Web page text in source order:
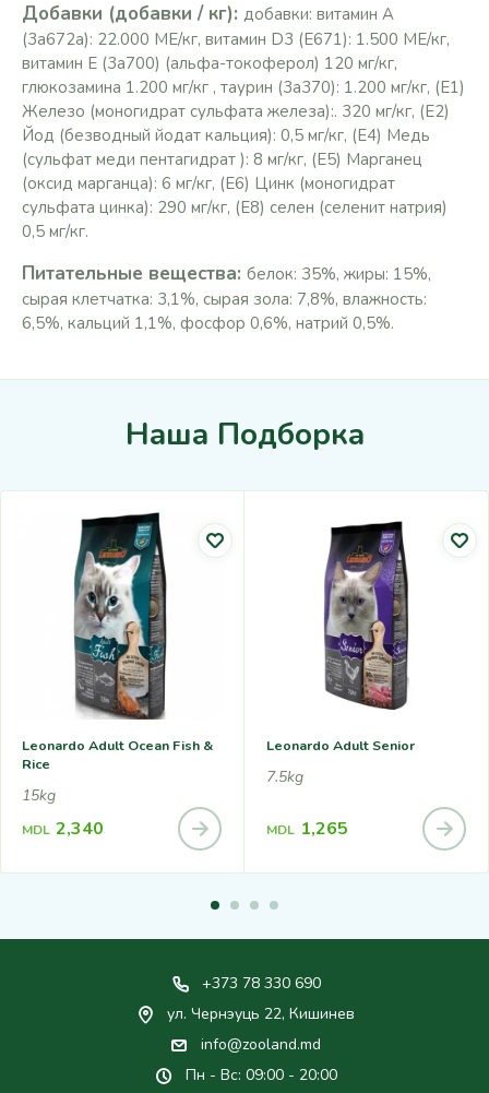
Добавки (добавки / кг): добавки: витамин А
(3a672a): 22.000 МЕ/кг, витамин D3 (E671): 1.500 МЕ/кг,
витамин Е (3a700) (альфа-токоферол) 120 мг/кг,
глюкозамина 1.200 мг/кг , таурин (3a370): 1.200 мг/кг, (Е1)
Железо (моногидрат сульфата железа):. 320 мг/кг, (Е2)
Йод (безводный йодат кальция): 0,5 мг/кг, (Е4) Медь
(сульфат меди пентагидрат ): 8 мг/кг, (Е5) Марганец
(оксид марганца): 6 мг/кг, (Е6) Цинк (моногидрат
сульфата цинка): 290 мг/кг, (Е8) селен (селенит натрия)
0,5 мг/кг.
Питательные вещества: белок: 35%, жиры: 15%,
сырая клетчатка: 3,1%, сырая зола: 7,8%, влажность:
6,5%, кальций 1,1%, фосфор 0,6%, натрий 0,5%.
Наша Подборка
Leonardo Adult Ocean Fish &
Rice
15kg
MDL 2,340
Leonardo Adult Senior
7.5kg
MDL 1,265
+373 78 330 690
ул. Чернэуць 22, Кишинев
info@zooland.md
Пн - Вс: 09:00 - 20:00